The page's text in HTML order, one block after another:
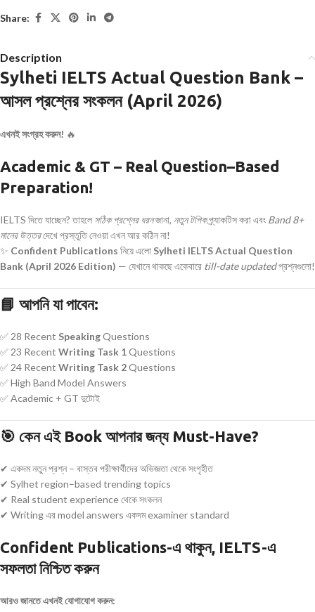
Share:
Description
Sylheti IELTS Actual Question Bank –
আসল প্রশ্নের সংকলন (April 2026)
এখনই সংগ্রহ করুন! 🔥
Academic & GT – Real Question–Based
Preparation!
IELTS দিতে যাচ্ছেন? তাহলে সঠিক প্রশ্নের ধরনজানা, নতুন টপিকপ্র্যাকটিস করা এবং Band 8+
মানের উত্তরদেখে প্রস্তুতি নেওয়া এখন আর কঠিন না!
✨ Confident Publications নিয়ে এলো Sylheti IELTS Actual Question
Bank (April 2026 Edition) — যেখানে থাকছে একেবারে till-date updatedপ্রশ্নগুলো!
📘 আপনি যা পাবেন:
✅ 28 Recent SpeakingQuestions
✅ 23 Recent Writing Task 1Questions
✅ 24 Recent Writing Task 2Questions
✅ High Band Model Answers
✅ Academic + GT দুটোই
🎯 কেন এই Book আপনার জন্য Must-Have?
✔ একদম নতুন প্রশ্ন – বাস্তব পরীক্ষার্থীদের অভিজ্ঞতা থেকে সংগৃহীত
✔ Sylhet region–based trending topics
✔ Real student experience থেকে সংকলন
✔ Writing এর model answers একদম examiner standard
Confident Publications-এ থাকুন, IELTS-এ
সফলতা নিশ্চিত করুন
আরও জানতে এখনই যোগাযোগ করুন: